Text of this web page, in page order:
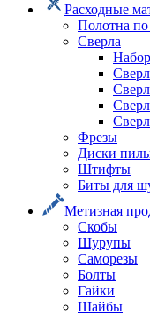
Расходные
Полотна по
Сверла
Фрезы
Диски
Штифты
Биты для
Метизная
Скобы
Шурупы
Саморезы
Болты
Гайки
Шайбы